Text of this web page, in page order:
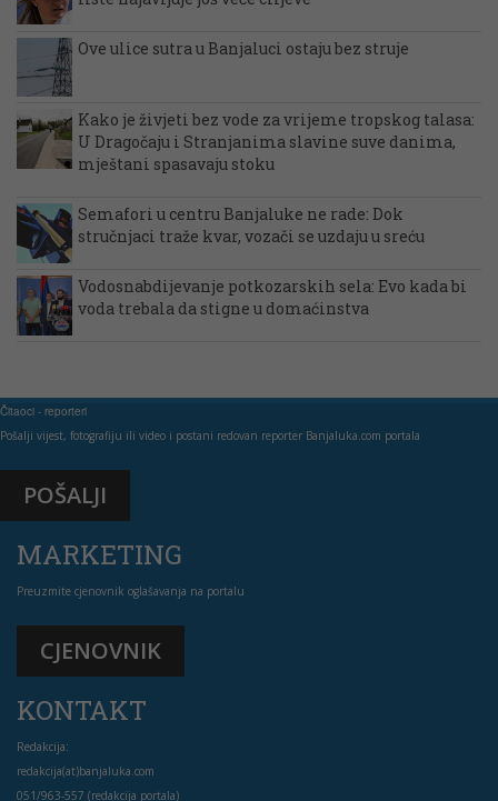
Ove ulice sutra u Banjaluci ostaju bez struje
Kako je živjeti bez vode za vrijeme tropskog talasa:
U Dragočaju i Stranjanima slavine suve danima,
mještani spasavaju stoku
Semafori u centru Banjaluke ne rade: Dok
stručnjaci traže kvar, vozači se uzdaju u sreću
Vodosnabdijevanje potkozarskih sela: Evo kada bi
voda trebala da stigne u domaćinstva
Čitaoci - reporteri
Pošalji vijest, fotografiju ili video i postani redovan reporter Banjaluka.com portala
POŠALJI
MARKETING
Preuzmite cjenovnik oglašavanja na portalu
CJENOVNIK
KONTAKT
Redakcija:
redakcija(at)banjaluka.com
051/963-557 (redakcija portala)